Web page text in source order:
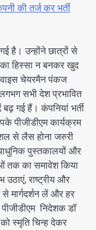
की तर्ज कर भर्ती
है। उन्होंने छात्रों से
हिस्सा न बनकर खुद
चेयरमैन पंकज
सभी देश प्रभावित
बढ़ गई हैं। कंपनियां भर्ती
पीजीडीएम कार्यक्रम
से लैस होना जरुरी
पुस्तकालयों और
तक का समावेश किया
राष्ट्रीय और
से मार्गदर्शन लें और हर
निदेशक डॉ
स्मृति चिन्ह देकर